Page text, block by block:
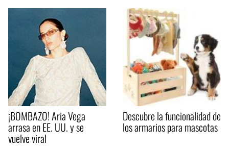
¡BOMBAZO! Aria Vega
arrasa en EE. UU. y se
vuelve viral
Descubre la funcionalidad de
los armarios para mascotas